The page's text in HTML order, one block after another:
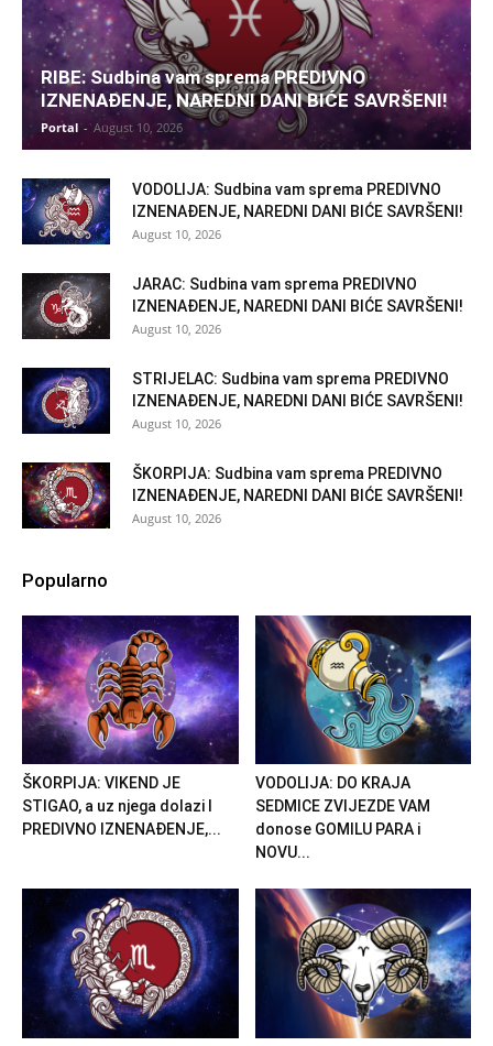
RIBE: Sudbina vam sprema PREDIVNO
IZNENAĐENJE, NAREDNI DANI BIĆE SAVRŠENI!
Portal - August 10, 2026
VODOLIJA: Sudbina vam sprema PREDIVNO
IZNENAĐENJE, NAREDNI DANI BIĆE SAVRŠENI!
August 10, 2026
JARAC: Sudbina vam sprema PREDIVNO
IZNENAĐENJE, NAREDNI DANI BIĆE SAVRŠENI!
August 10, 2026
STRIJELAC: Sudbina vam sprema PREDIVNO
IZNENAĐENJE, NAREDNI DANI BIĆE SAVRŠENI!
August 10, 2026
ŠKORPIJA: Sudbina vam sprema PREDIVNO
IZNENAĐENJE, NAREDNI DANI BIĆE SAVRŠENI!
August 10, 2026
Popularno
ŠKORPIJA: VIKEND JE
STIGAO, a uz njega dolazi I
PREDIVNO IZNENAĐENJE,...
VODOLIJA: DO KRAJA
SEDMICE ZVIJEZDE VAM
donose GOMILU PARA i
NOVU...